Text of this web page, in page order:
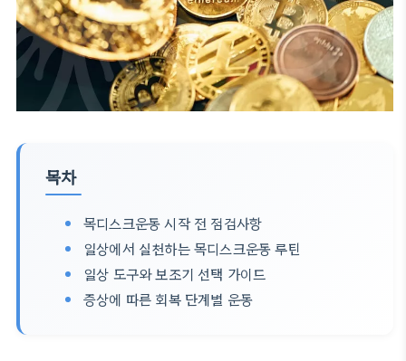
목차
목디스크운동 시작 전 점검사항
일상에서 실천하는 목디스크운동 루틴
일상 도구와 보조기 선택 가이드
증상에 따른 회복 단계별 운동